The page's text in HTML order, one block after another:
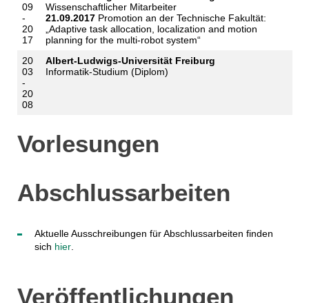
09
-
20
17
Wissenschaftlicher Mitarbeiter
21.09.2017Promotion an der Technische Fakultät:
„Adaptive task allocation, localization and motion
planning for the multi-robot system“
20
03
-
20
08
Albert-Ludwigs-Universität Freiburg
Informatik-Studium (Diplom)
Vorlesungen
Abschlussarbeiten
Aktuelle Ausschreibungen für Abschlussarbeiten finden
sich hier.
Veröffentlichungen